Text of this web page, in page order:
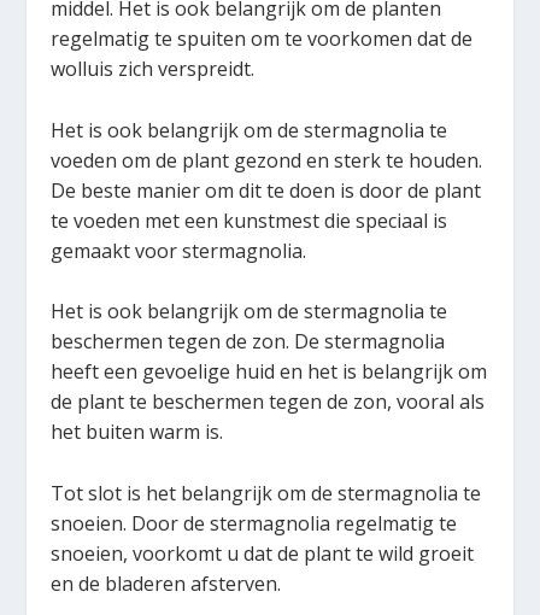
middel. Het is ook belangrijk om de planten
regelmatig te spuiten om te voorkomen dat de
wolluis zich verspreidt.
Het is ook belangrijk om de stermagnolia te
voeden om de plant gezond en sterk te houden.
De beste manier om dit te doen is door de plant
te voeden met een kunstmest die speciaal is
gemaakt voor stermagnolia.
Het is ook belangrijk om de stermagnolia te
beschermen tegen de zon. De stermagnolia
heeft een gevoelige huid en het is belangrijk om
de plant te beschermen tegen de zon, vooral als
het buiten warm is.
Tot slot is het belangrijk om de stermagnolia te
snoeien. Door de stermagnolia regelmatig te
snoeien, voorkomt u dat de plant te wild groeit
en de bladeren afsterven.